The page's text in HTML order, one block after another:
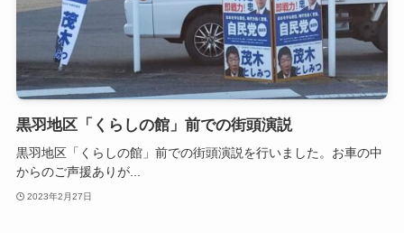
黒羽地区「くらしの館」前での街頭演説
黒羽地区「くらしの館」前での街頭演説を行いました。お車の中
からのご声援ありが...
2023年2月27日